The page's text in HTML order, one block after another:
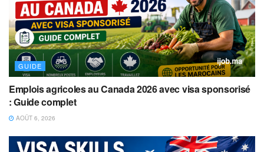
GUIDE
Emplois agricoles au Canada 2026 avec visa sponsorisé
: Guide complet
AOÛT 6, 2026